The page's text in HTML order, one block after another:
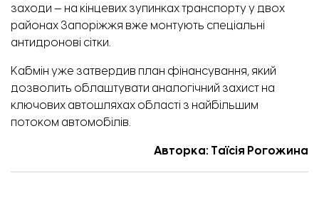
заходи — на кінцевих зупинках транспорту у двох
районах Запоріжжя вже монтують спеціальні
антидронові сітки.
Кабмін уже затвердив план фінансування, який
дозволить облаштувати аналогічний захист на
ключових автошляхах області з найбільшим
потоком автомобілів.
Авторка: Таїсія Рогожина